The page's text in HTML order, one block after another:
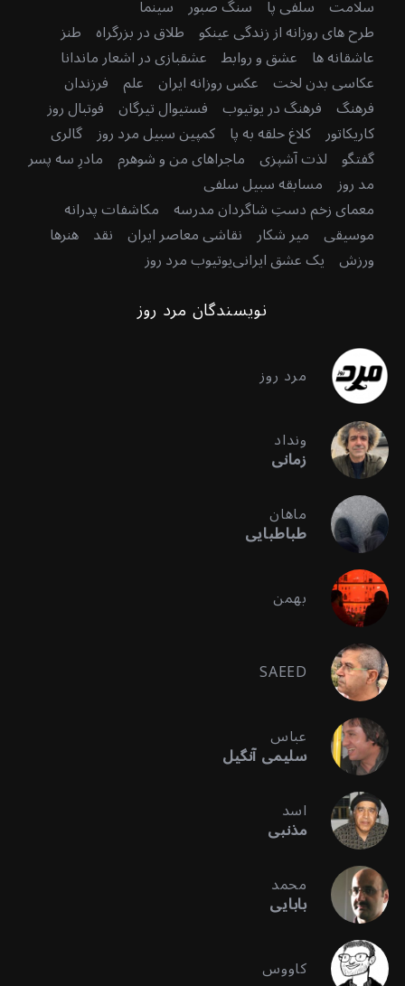
سلامت سلفی پا سنگ صبور سینما
طرح های روزانه از زندگی عینکو طلاق در بزرگراه طنز
عاشقانه ها عشق و روابط عشقبازی در اشعار ماندانا
عکاسی بدن لخت عکس روزانه ایران علم فرزندان
فرهنگ فرهنگ در یوتیوب فستیوال تیرگان فوتبال روز
کاریکاتور کلاغ حلقه به پا کمپین سبیل مرد روز گالری
گفتگو لذت آشپزی ماجراهای من و شوهرم مادرِ سه پسر
مد روز مسابقه سبیل سلفی
معمای زخم دستِ شاگردان مدرسه مکاشفات پدرانه
موسیقی میر شکار نقاشی معاصر ایران نقد هنرها
ورزش یک عشق ایرانییوتیوب مرد روز
نویسندگان مرد روز
مرد روز
ونداد
زمانی
ماهان
طباطبایی
بهمن
SAEED
عباس
سلیمی آنگیل
اسد
مذنبی
محمد
بابایی
کاووس